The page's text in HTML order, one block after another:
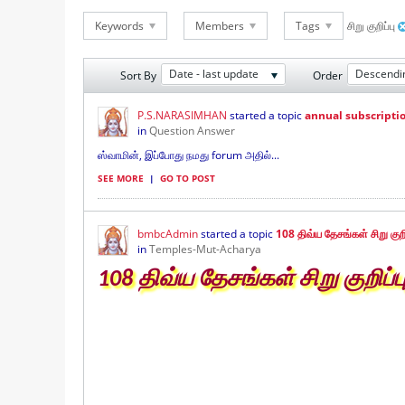
Keywords Members Tags சிறு குறிப்பு
Sort By Date - last update Order
P.S.NARASIMHAN started a topicannual
inQuestion Answer
ஸ்வாமின், இப்போது நமது forum அதில்...
SEE MORE | GO TO POST
bmbcAdminstarted a topic 108 திவ்ய தேசங்கள் சிறு
inTemples-Mut-Acharya
108 திவ்ய தேசங்கள் சிறு குறிப்பு